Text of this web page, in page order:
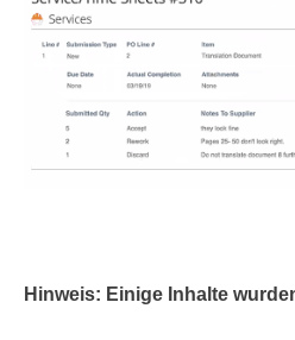
Hinweis: Einige Inhalte